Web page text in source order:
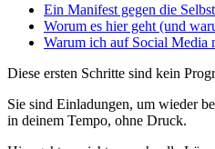
Ein Manifest gegen die
Worum es hier geht (und
Warum ich auf Social Media
Diese ersten Schritte sind kein
Sie sind Einladungen, um wieder
in deinem Tempo, ohne Druck.